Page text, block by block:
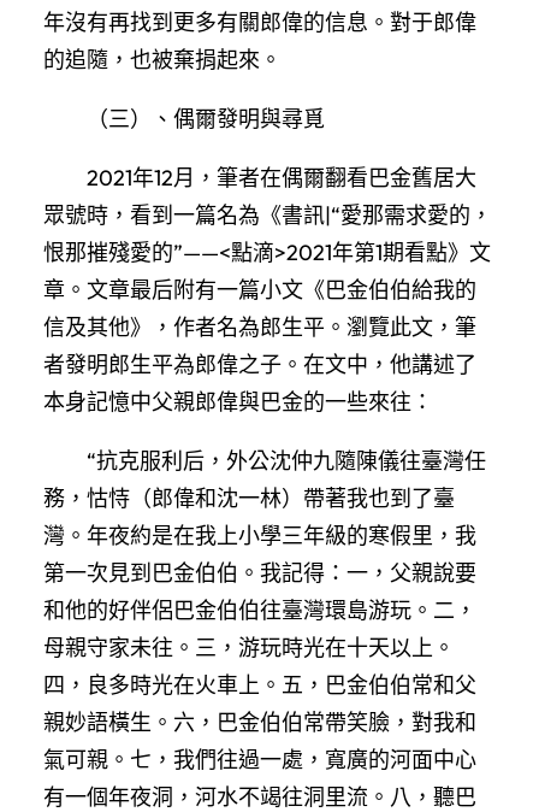
年沒有再找到更多有關郎偉的信息。對于郎偉
的追隨，也被棄捐起來。
（三）、偶爾發明與尋覓
2021年12月，筆者在偶爾翻看巴金舊居大
眾號時，看到一篇名為《書訊|“愛那需求愛的，
恨那摧殘愛的”——<點滴>2021年第1期看點》文
章。文章最后附有一篇小文《巴金伯伯給我的
信及其他》，作者名為郎生平。瀏覽此文，筆
者發明郎生平為郎偉之子。在文中，他講述了
本身記憶中父親郎偉與巴金的一些來往：
“抗克服利后，外公沈仲九隨陳儀往臺灣任
務，怙恃（郎偉和沈一林）帶著我也到了臺
灣。年夜約是在我上小學三年級的寒假里，我
第一次見到巴金伯伯。我記得：一，父親說要
和他的好伴侶巴金伯伯往臺灣環島游玩。二，
母親守家未往。三，游玩時光在十天以上。
四，良多時光在火車上。五，巴金伯伯常和父
親妙語橫生。六，巴金伯伯常帶笑臉，對我和
氣可親。七，我們往過一處，寬廣的河面中心
有一個年夜洞，河水不竭往洞里流。八，聽巴